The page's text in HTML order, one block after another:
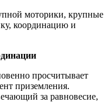
моторики, крупные
координацию и
просчитывает
приземления.
за равновесие,